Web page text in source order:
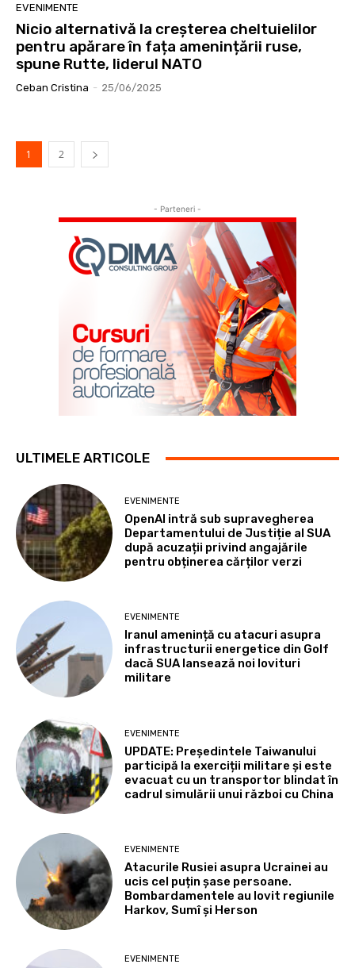
EVENIMENTE
Nicio alternativă la creșterea cheltuielilor
pentru apărare în fața amenințării ruse,
spune Rutte, liderul NATO
Ceban Cristina - 25/06/2025
1 2
- Parteneri -
ULTIMELE ARTICOLE
EVENIMENTE
OpenAI intră sub supravegherea
Departamentului de Justiție al SUA
după acuzații privind angajările
pentru obținerea cărților verzi
EVENIMENTE
Iranul amenință cu atacuri asupra
infrastructurii energetice din Golf
dacă SUA lansează noi lovituri
militare
EVENIMENTE
UPDATE: Președintele Taiwanului
participă la exerciții militare și este
evacuat cu un transportor blindat în
cadrul simulării unui război cu China
EVENIMENTE
Atacurile Rusiei asupra Ucrainei au
ucis cel puțin șase persoane.
Bombardamentele au lovit regiunile
Harkov, Sumî și Herson
EVENIMENTE